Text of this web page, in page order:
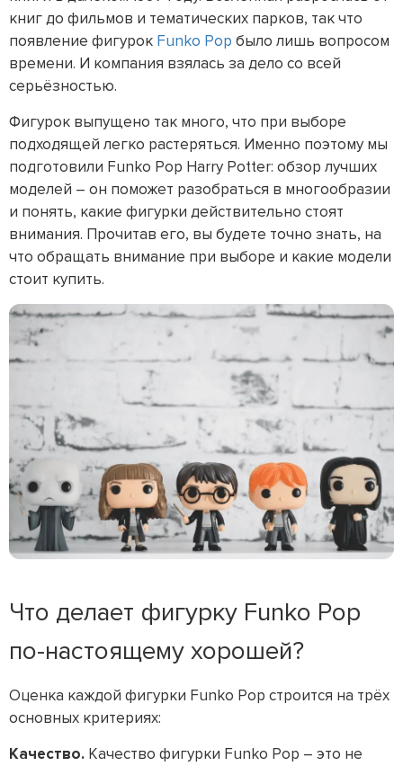
книг до фильмов и тематических парков, так что
появление фигурок Funko Pop было лишь вопросом
времени. И компания взялась за дело со всей
серьёзностью.
Фигурок выпущено так много, что при выборе
подходящей легко растеряться. Именно поэтому мы
подготовили Funko Pop Harry Potter: обзор лучших
моделей – он поможет разобраться в многообразии
и понять, какие фигурки действительно стоят
внимания. Прочитав его, вы будете точно знать, на
что обращать внимание при выборе и какие модели
стоит купить.
Что делает фигурку Funko Pop
по-настоящему хорошей?
Оценка каждой фигурки Funko Pop строится на трёх
основных критериях:
Качество. Качество фигурки Funko Pop – это не